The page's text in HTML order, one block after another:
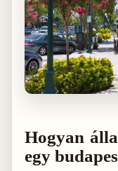
Hogyan
egy